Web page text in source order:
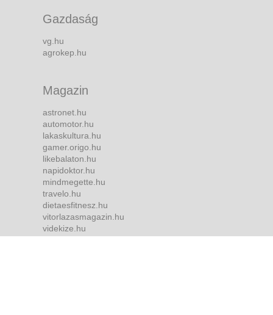
Gazdaság
vg.hu
agrokep.hu
Magazin
astronet.hu
automotor.hu
lakaskultura.hu
gamer.origo.hu
likebalaton.hu
napidoktor.hu
mindmegette.hu
travelo.hu
dietaesfitnesz.hu
vitorlazasmagazin.hu
videkize.hu